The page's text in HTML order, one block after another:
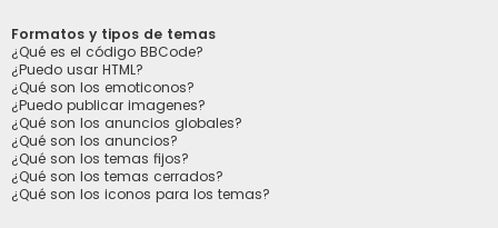
Formatos y tipos de temas
¿Qué es el código BBCode?
¿Puedo usar HTML?
¿Qué son los emoticonos?
¿Puedo publicar imagenes?
¿Qué son los anuncios globales?
¿Qué son los anuncios?
¿Qué son los temas fijos?
¿Qué son los temas cerrados?
¿Qué son los iconos para los temas?